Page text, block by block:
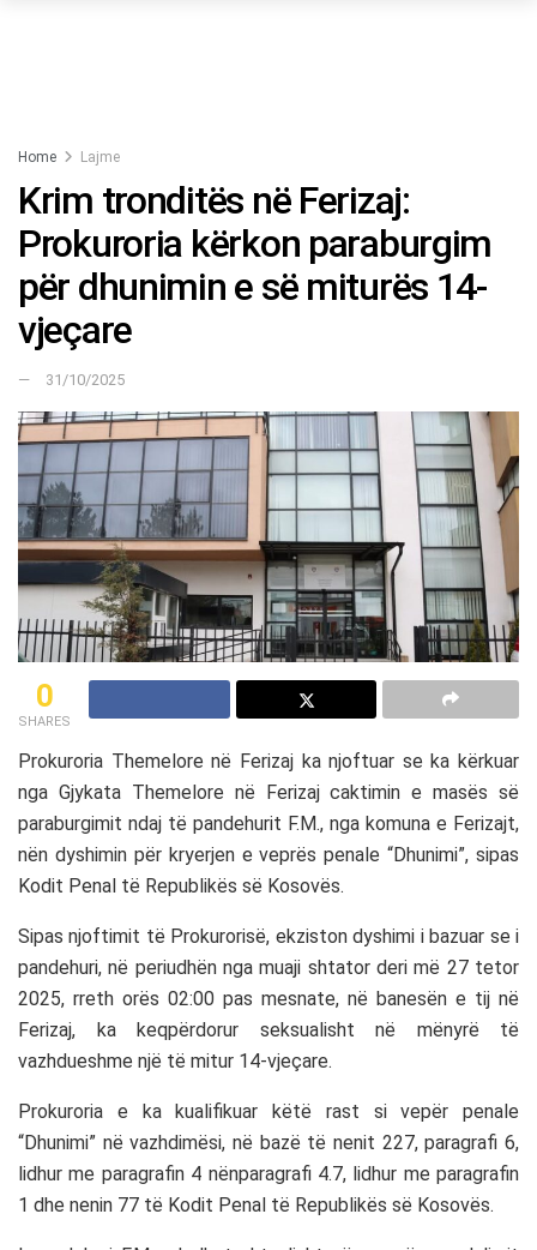
Home Lajme
Krim tronditës në Ferizaj:
Prokuroria kërkon paraburgim
për dhunimin e së miturës 14-
vjeçare
31/10/2025
0
SHARES
Prokuroria Themelore në Ferizaj ka njoftuar se ka kërkuar
nga Gjykata Themelore në Ferizaj caktimin e masës së
paraburgimit ndaj të pandehurit F.M., nga komuna e Ferizajt,
nën dyshimin për kryerjen e veprës penale “Dhunimi”, sipas
Kodit Penal të Republikës së Kosovës.
Sipas njoftimit të Prokurorisë, ekziston dyshimi i bazuar se i
pandehuri, në periudhën nga muaji shtator deri më 27 tetor
2025, rreth orës 02:00 pas mesnate, në banesën e tij në
Ferizaj, ka keqpërdorur seksualisht në mënyrë të
vazhdueshme një të mitur 14-vjeçare.
Prokuroria e ka kualifikuar këtë rast si vepër penale
“Dhunimi” në vazhdimësi, në bazë të nenit 227, paragrafi 6,
lidhur me paragrafin 4 nënparagrafi 4.7, lidhur me paragrafin
1 dhe nenin 77 të Kodit Penal të Republikës së Kosovës.